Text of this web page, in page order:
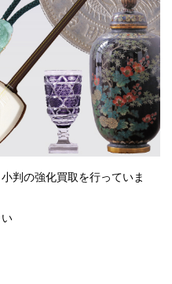
小判の強化買取を行っていま